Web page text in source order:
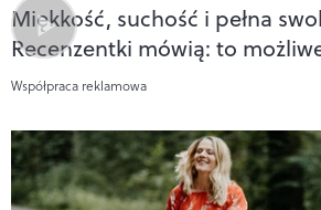
Miękkość, suchość i pełna
Recenzentki mówią: to
Współpraca reklamowa